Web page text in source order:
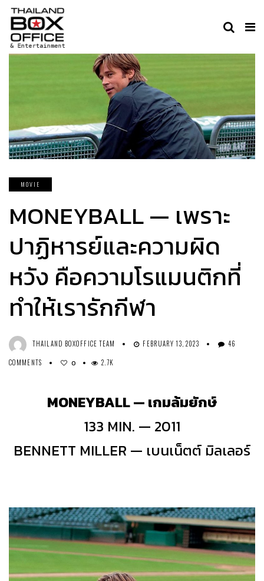
MOVIE
MONEYBALL — เพราะ
ปาฏิหารย์และความผิด
หวัง คือความโรแมนติกที่
ทำให้เรารักกีฬา
THAILAND BOXOFFICE TEAM FEBRUARY 13, 2023
46
COMMENTS
0 2.7K
MONEYBALL — เกมล้มยักษ์
133 MIN. — 2011
BENNETT MILLER — เบนเน็ตต์ มิลเลอร์